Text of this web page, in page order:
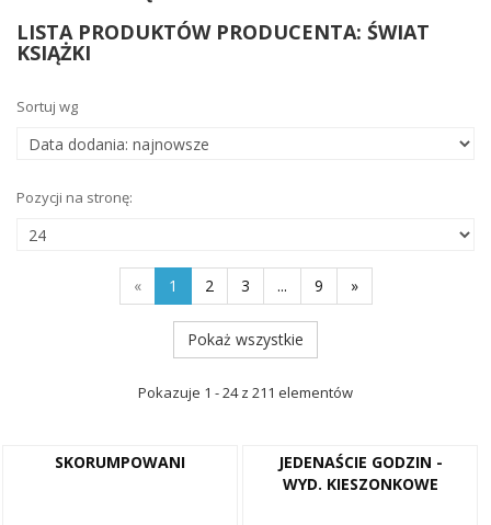
LISTA PRODUKTÓW PRODUCENTA: ŚWIAT
KSIĄŻKI
Sortuj wg
Pozycji na stronę:
« 1 2 3 ... 9 »
Pokaż wszystkie
Pokazuje 1 - 24 z 211 elementów
SKORUMPOWANI
JEDENAŚCIE GODZIN -
WYD. KIESZONKOWE